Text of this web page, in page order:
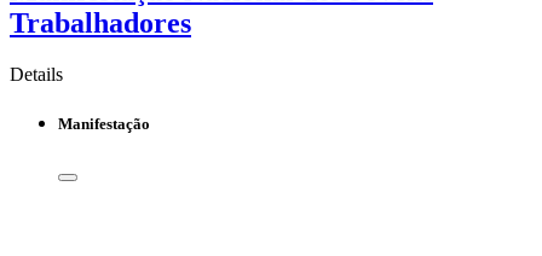
Trabalhadores
Details
Manifestação